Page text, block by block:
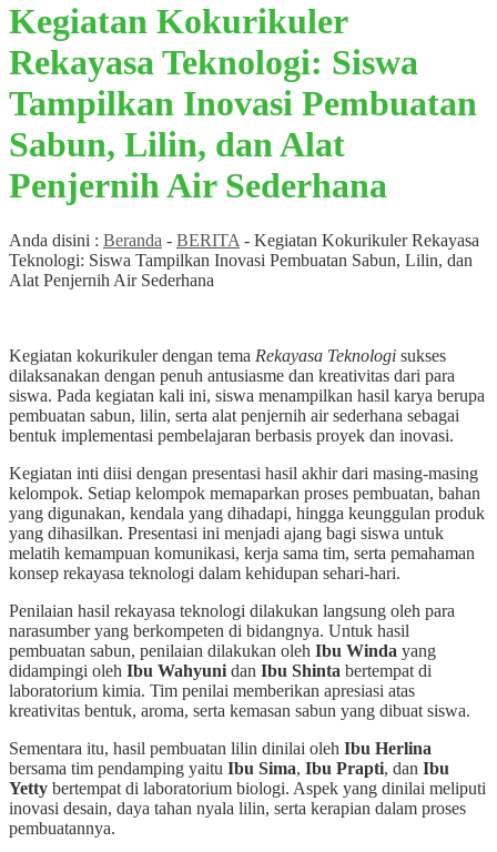
Kegiatan Kokurikuler
Rekayasa Teknologi: Siswa
Tampilkan Inovasi Pembuatan
Sabun, Lilin, dan Alat
Penjernih Air Sederhana
Anda disini : Beranda - BERITA - Kegiatan Kokurikuler Rekayasa
Teknologi: Siswa Tampilkan Inovasi Pembuatan Sabun, Lilin, dan
Alat Penjernih Air Sederhana
Kegiatan kokurikuler dengan tema Rekayasa Teknologi sukses
dilaksanakan dengan penuh antusiasme dan kreativitas dari para
siswa. Pada kegiatan kali ini, siswa menampilkan hasil karya berupa
pembuatan sabun, lilin, serta alat penjernih air sederhana sebagai
bentuk implementasi pembelajaran berbasis proyek dan inovasi.
Kegiatan inti diisi dengan presentasi hasil akhir dari masing-masing
kelompok. Setiap kelompok memaparkan proses pembuatan, bahan
yang digunakan, kendala yang dihadapi, hingga keunggulan produk
yang dihasilkan. Presentasi ini menjadi ajang bagi siswa untuk
melatih kemampuan komunikasi, kerja sama tim, serta pemahaman
konsep rekayasa teknologi dalam kehidupan sehari-hari.
Penilaian hasil rekayasa teknologi dilakukan langsung oleh para
narasumber yang berkompeten di bidangnya. Untuk hasil
pembuatan sabun, penilaian dilakukan oleh Ibu Winda yang
didampingi oleh Ibu Wahyuni dan Ibu Shinta bertempat di
laboratorium kimia. Tim penilai memberikan apresiasi atas
kreativitas bentuk, aroma, serta kemasan sabun yang dibuat siswa.
Sementara itu, hasil pembuatan lilin dinilai oleh Ibu Herlina
bersama tim pendamping yaitu Ibu Sima, Ibu Prapti, dan Ibu
Yetty bertempat di laboratorium biologi. Aspek yang dinilai meliputi
inovasi desain, daya tahan nyala lilin, serta kerapian dalam proses
pembuatannya.